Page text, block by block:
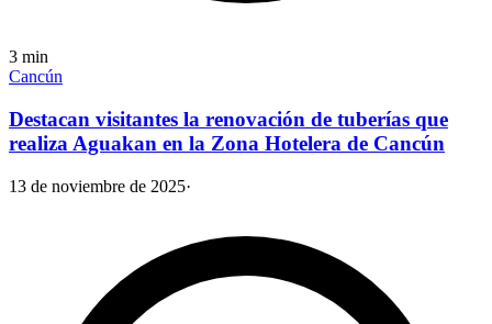
3 min
Cancún
Destacan visitantes la renovación de tuberías que
realiza Aguakan en la Zona Hotelera de Cancún
13 de noviembre de 2025·